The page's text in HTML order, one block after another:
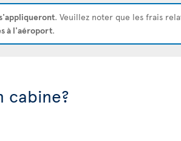
. Veuillez noter que les frais
à l'aéroport.
cabine?